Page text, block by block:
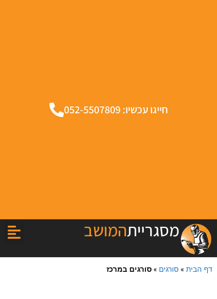
חייגו עכשיו: 052-5507809
מסגרייתהמושב
דף הבית » סורגים » סורגים במרכז